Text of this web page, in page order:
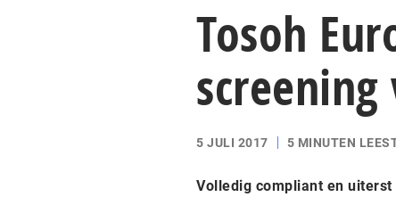
Tosoh
5 JULI 2017 5 MINUTEN
Volledig compliant en